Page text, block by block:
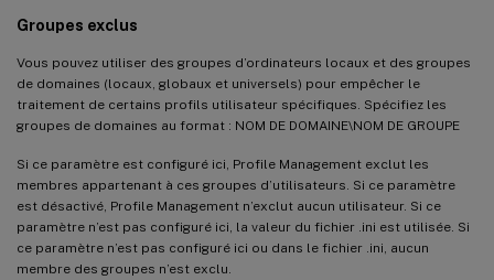
Groupes exclus
Vous pouvez utiliser des groupes d’ordinateurs locaux et des groupes
de domaines (locaux, globaux et universels) pour empêcher le
traitement de certains profils utilisateur spécifiques. Spécifiez les
groupes de domaines au format : NOM DE DOMAINE\NOM DE GROUPE
Si ce paramètre est configuré ici, Profile Management exclut les
membres appartenant à ces groupes d’utilisateurs. Si ce paramètre
est désactivé, Profile Management n’exclut aucun utilisateur. Si ce
paramètre n’est pas configuré ici, la valeur du fichier .ini est utilisée. Si
ce paramètre n’est pas configuré ici ou dans le fichier .ini, aucun
membre des groupes n’est exclu.